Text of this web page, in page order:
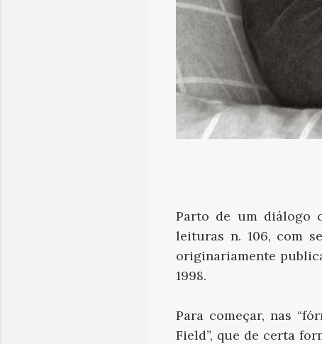
Parto de um diálogo
leituras n. 106, com
originariamente
1998.
Para começar, nas
Field”, que de certa